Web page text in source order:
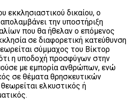
εκκλησιαστικού δικαίου, ο
την υποστήριξη
που θα ήθελαν ο επόμενος
σε διαφορετική κατεύθυνση
σύμμαχος του Βίκτορ
η υποδοχή προσφύγων στην
με εμπορία ανθρώπων, ενώ
σε θέματα θρησκευτικών
ελκυστικός ή